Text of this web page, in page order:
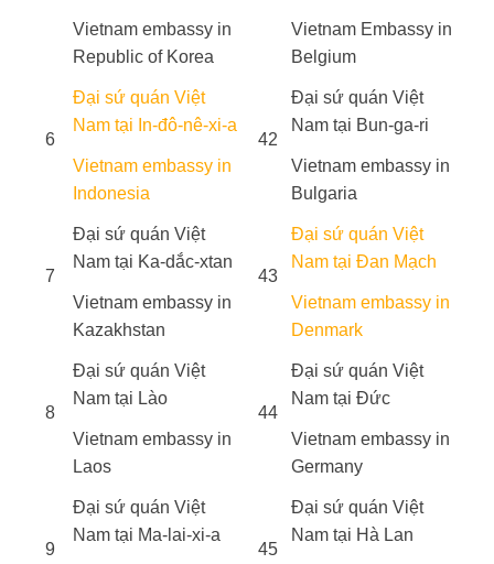
Vietnam embassy in
Republic of Korea
Vietnam Embassy in
Belgium
6
Đại sứ quán Việt
Nam tại In-đô-nê-xi-a
42
Đại sứ quán Việt
Nam tại Bun-ga-ri
Vietnam embassy in
Indonesia
Vietnam embassy in
Bulgaria
7
Đại sứ quán Việt
Nam tại Ka-dắc-xtan
43
Đại sứ quán Việt
Nam tại Đan Mạch
Vietnam embassy in
Kazakhstan
Vietnam embassy in
Denmark
8
Đại sứ quán Việt
Nam tại Lào
44
Đại sứ quán Việt
Nam tại Đức
Vietnam embassy in
Laos
Vietnam embassy in
Germany
9
Đại sứ quán Việt
Nam tại Ma-lai-xi-a
45
Đại sứ quán Việt
Nam tại Hà Lan